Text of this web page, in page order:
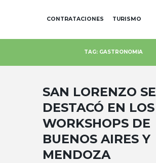
CONTRATACIONES TURISMO
TAG: GASTRONOMIA
SAN LORENZO SE
DESTACÓ EN LOS
WORKSHOPS DE
BUENOS AIRES Y
MENDOZA